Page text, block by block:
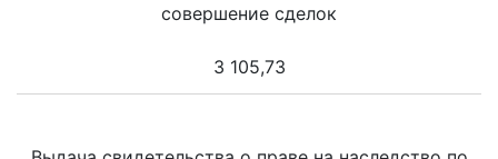
совершение сделок
3 105,73